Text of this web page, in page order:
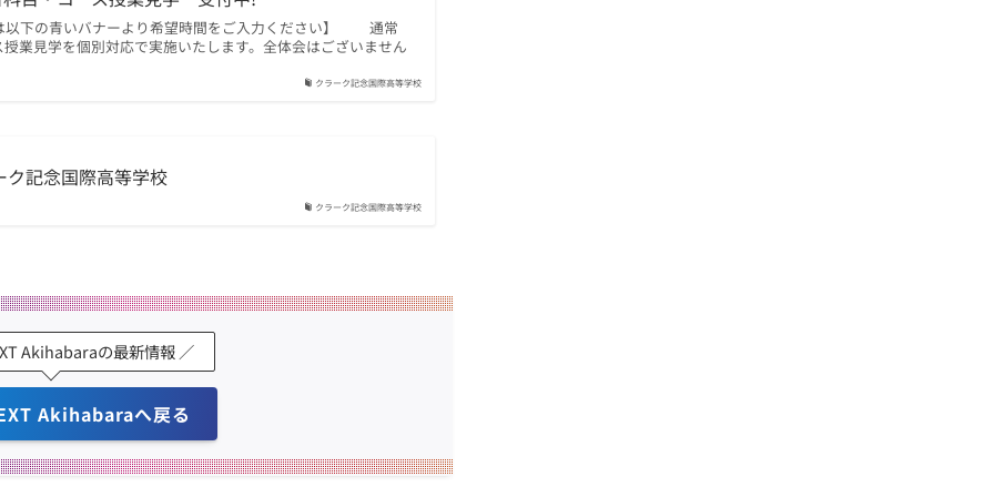
クラーク記念国際高等学校
以下の青いバナーより希望時間をご入力ください】 通常
業見学を個別対応で実施いたします。全体会はございません
クラーク記念国際高等学校
ク記念国際高等学校
Akihabaraの最新情報 ／
Akihabaraへ戻る